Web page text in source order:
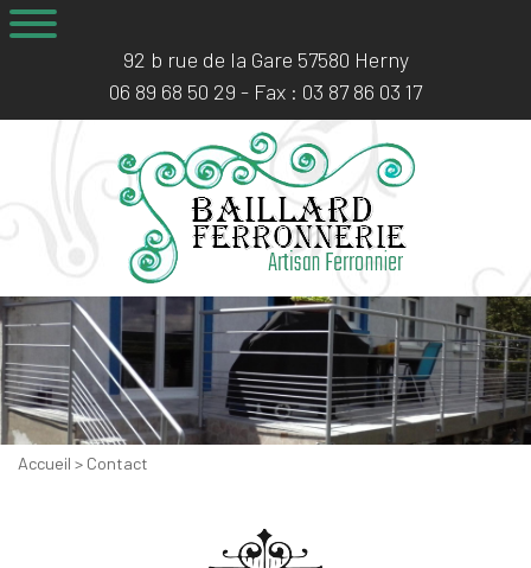
92 b rue de la Gare 57580 Herny
06 89 68 50 29 - Fax : 03 87 86 03 17
Accueil > Contact